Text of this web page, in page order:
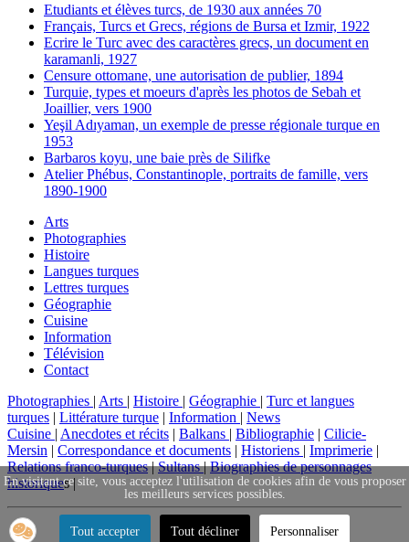
Etudiants et élèves turcs, de 1930 aux années 70
Français, Turcs et Grecs, régions de Bursa et Izmir, 1922
Ecrire le Turc avec des caractères grecs, un document en
karamanli, 1927
Censure ottomane, une autorisation de publier, 1894
Turquie, types et moeurs d'après les photos de Sebah et
Joaillier, vers 1900
Yeşil Adıyaman, un exemple de presse régionale turque en
1953
Barbaros koyu, une baie près de Silifke
Atelier Phébus, Constantinople, portraits de famille, vers
1890-1900
Arts
Photographies
Histoire
Langues turques
Lettres turques
Géographie
Cuisine
Information
Télévision
Contact
Photographies | Arts | Histoire | Géographie | Turc et langues
turques | Littérature turque | Information | News
Cuisine | Anecdotes et récits | Balkans | Bibliographie | Cilicie-
Mersin | Correspondance et documents | Historiens | Imprimerie |
Relations franco-turques|Sultans|Biographies de personnages
historiques |
En visitant ce site, vous acceptez l'utilisation de cookies afin de vous proposer
les meilleurs services possibles.
Tout accepter Tout décliner Personnaliser